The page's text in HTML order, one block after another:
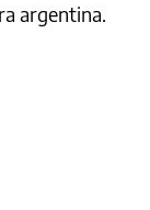
argentina.